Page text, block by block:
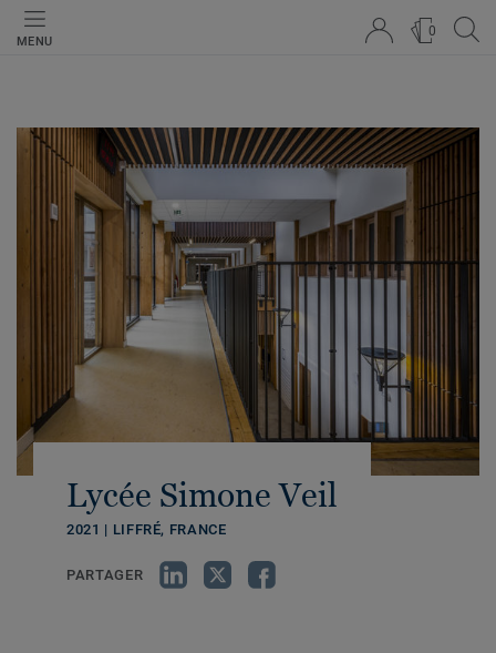
MENU
0
Lycée Simone Veil
2021 | LIFFRÉ, FRANCE
PARTAGER